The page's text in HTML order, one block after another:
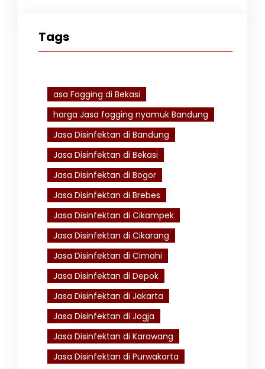
Tags
asa Fogging di Bekasi
harga Jasa fogging nyamuk Bandung
Jasa Disinfektan di Bandung
Jasa Disinfektan di Bekasi
Jasa Disinfektan di Bogor
Jasa Disinfektan di Brebes
Jasa Disinfektan di Cikampek
Jasa Disinfektan di Cikarang
Jasa Disinfektan di Cimahi
Jasa Disinfektan di Depok
Jasa Disinfektan di Jakarta
Jasa Disinfektan di Jogja
Jasa Disinfektan di Karawang
Jasa Disinfektan di Purwakarta